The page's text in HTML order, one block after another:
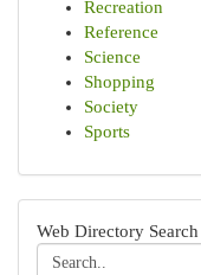
Recreation
Reference
Science
Shopping
Society
Sports
Web Directory Search